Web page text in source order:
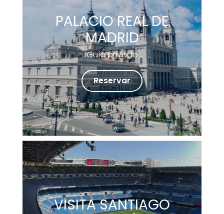
PALACIO REAL DE
MADRID
Guía privado
Reservar
VISITA SANTIAGO